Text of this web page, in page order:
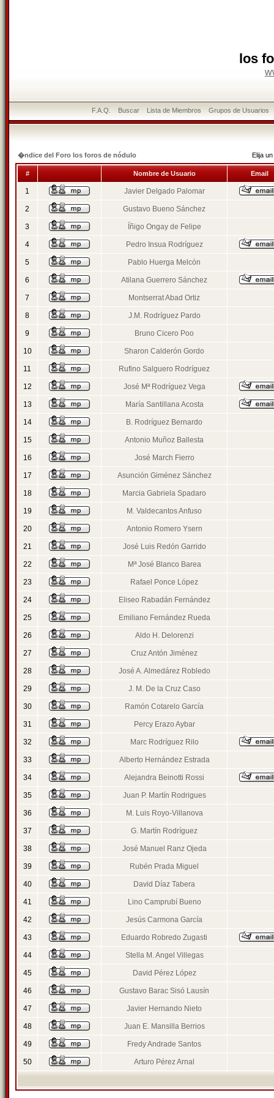
los
F.A.Q. Buscar Lista de Miembros Grupos de Usuarios
�ndice del Foro los foros de nódulo Elija
# Nombre de Usuario Email
1 Javier Delgado Palomar
2 Gustavo Bueno Sánchez
3 Íñigo Ongay de Felipe
4 Pedro Insua Rodríguez
5 Pablo Huerga Melcón
6 Atilana Guerrero Sánchez
7 Montserrat Abad Ortiz
8 J.M. Rodríguez Pardo
9 Bruno Cicero Poo
10 Sharon Calderón Gordo
11 Rufino Salguero Rodríguez
12 José Mª Rodríguez Vega
13 María Santillana Acosta
14 B. Rodríguez Bernardo
15 Antonio Muñoz Ballesta
16 José March Fierro
17 Asunción Giménez Sánchez
18 Marcia Gabriela Spadaro
19 M. Valdecantos Anfuso
20 Antonio Romero Ysern
21 José Luis Redón Garrido
22 Mª José Blanco Barea
23 Rafael Ponce López
24 Eliseo Rabadán Fernández
25 Emiliano Fernández Rueda
26 Aldo H. Delorenzi
27 Cruz Antón Jiménez
28 José A. Almedárez Robledo
29 J. M. De la Cruz Caso
30 Ramón Cotarelo García
31 Percy Erazo Aybar
32 Marc Rodríguez Rilo
33 Alberto Hernández Estrada
34 Alejandra Beinotti Rossi
35 Juan P. Martín Rodrigues
36 M. Luis Royo-Villanova
37 G. Martín Rodríguez
38 José Manuel Ranz Ojeda
39 Rubén Prada Miguel
40 David Díaz Tabera
41 Lino Camprubí Bueno
42 Jesús Carmona García
43 Eduardo Robredo Zugasti
44 Stella M. Angel Villegas
45 David Pérez López
46 Gustavo Barac Sisó Lausín
47 Javier Hernando Nieto
48 Juan E. Mansilla Berrios
49 Fredy Andrade Santos
50 Arturo Pérez Arnal